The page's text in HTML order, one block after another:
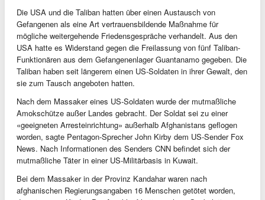
Die USA und die Taliban hatten über einen Austausch von
Gefangenen als eine Art vertrauensbildende Maßnahme für
mögliche weitergehende Friedensgespräche verhandelt. Aus den
USA hatte es Widerstand gegen die Freilassung von fünf Taliban-
Funktionären aus dem Gefangenenlager Guantanamo gegeben. Die
Taliban haben seit längerem einen US-Soldaten in ihrer Gewalt, den
sie zum Tausch angeboten hatten.
Nach dem Massaker eines US-Soldaten wurde der mutmaßliche
Amokschütze außer Landes gebracht. Der Soldat sei zu einer
«geeigneten Arresteinrichtung» außerhalb Afghanistans geflogen
worden, sagte Pentagon-Sprecher John Kirby dem US-Sender Fox
News. Nach Informationen des Senders CNN befindet sich der
mutmaßliche Täter in einer US-Militärbasis in Kuwait.
Bei dem Massaker in der Provinz Kandahar waren nach
afghanischen Regierungsangaben 16 Menschen getötet worden,